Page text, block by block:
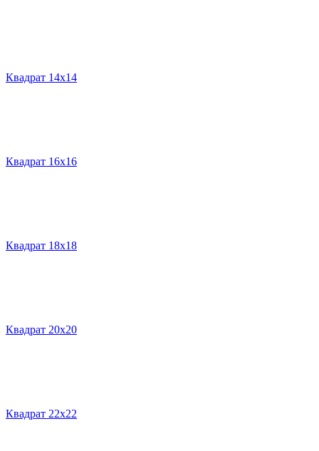
Квадрат 14х14
Квадрат 16х16
Квадрат 18х18
Квадрат 20х20
Квадрат 22х22